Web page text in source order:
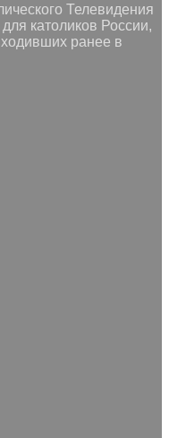
Телевидения
католиков России,
ранее в